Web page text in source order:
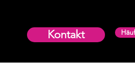
Kontakt